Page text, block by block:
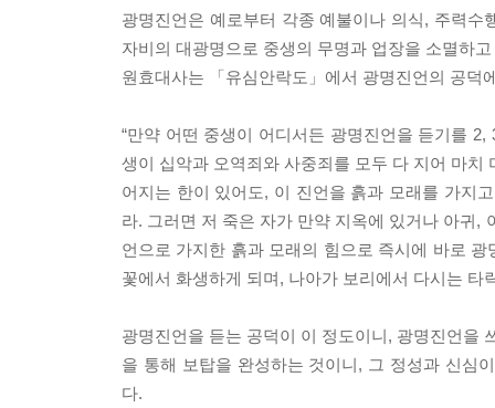
광명진언은 예로부터 각종 예불이나 의식, 주력
자비의 대광명으로 중생의 무명과 업장을 소멸하
원효대사는 「유심안락도」에서 광명진언의 공덕
“만약 어떤 중생이 어디서든 광명진언을 듣기를
생이 십악과 오역죄와 사중죄를 모두 다 지어 마
어지는 한이 있어도, 이 진언을 흙과 모래를 가지
라. 그러면 저 죽은 자가 만약 지옥에 있거나 아귀,
언으로 가지한 흙과 모래의 힘으로 즉시에 바로
꽃에서 화생하게 되며, 나아가 보리에서 다시는 타
광명진언을 듣는 공덕이 이 정도이니, 광명진언을
을 통해 보탑을 완성하는 것이니, 그 정성과 신심
다.